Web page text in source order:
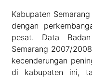
Kabupaten
dengan
pesat. Data
Semarang 2007/
kecenderungan
di kabupaten ini,